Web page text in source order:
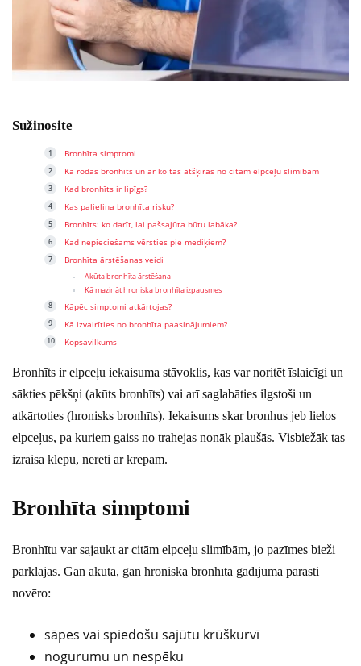
Sužinosite
Bronhīta simptomi
Kā rodas bronhīts un ar ko tas atšķiras no citām elpceļu slimībām
Kad bronhīts ir lipīgs?
Kas palielina bronhīta risku?
Bronhīts: ko darīt, lai pašsajūta būtu labāka?
Kad nepieciešams vērsties pie mediķiem?
Bronhīta ārstēšanas veidi
Akūta bronhīta ārstēšana
Kā mazināt hroniska bronhīta izpausmes
Kāpēc simptomi atkārtojas?
Kā izvairīties no bronhīta paasinājumiem?
Kopsavilkums
Bronhīts ir elpceļu iekaisuma stāvoklis, kas var noritēt īslaicīgi un
sākties pēkšņi (akūts bronhīts) vai arī saglabāties ilgstoši un
atkārtoties (hronisks bronhīts). Iekaisums skar bronhus jeb lielos
elpceļus, pa kuriem gaiss no trahejas nonāk plaušās. Visbiežāk tas
izraisa klepu, nereti ar krēpām.
Bronhīta simptomi
Bronhītu var sajaukt ar citām elpceļu slimībām, jo pazīmes bieži
pārklājas. Gan akūta, gan hroniska bronhīta gadījumā parasti
novēro:
sāpes vai spiedošu sajūtu krūškurvī
nogurumu un nespēku